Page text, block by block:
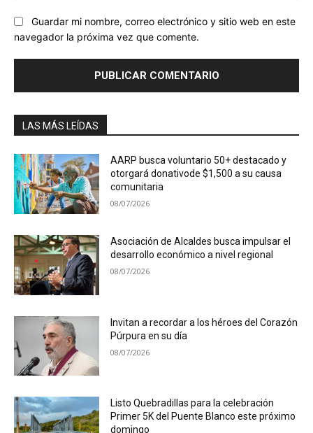
Guardar mi nombre, correo electrónico y sitio web en este
navegador la próxima vez que comente.
LAS MÁS LEÍDAS
AARP busca voluntario 50+ destacado y
otorgará donativode $1,500 a su causa
comunitaria
08/07/2026
Asociación de Alcaldes busca impulsar el
desarrollo económico a nivel regional
08/07/2026
Invitan a recordar a los héroes del Corazón
Púrpura en su día
08/07/2026
Listo Quebradillas para la celebración
Primer 5K del Puente Blanco este próximo
domingo